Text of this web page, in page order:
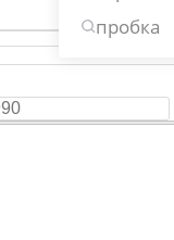
пробка
Наливки и
Консервы